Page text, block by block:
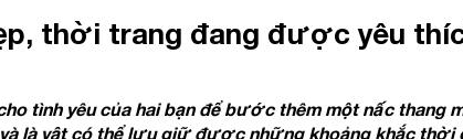
thời trang đang được yêu
tình yêu của hai bạn để bước thêm một nấc thang
là vật có thể lưu giữ được những khoảng khắc thời